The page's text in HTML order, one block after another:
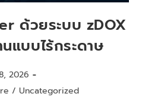
ด้วยระบบ zDOX
แบบไร้กระดาษ
2026
/ Uncategorized